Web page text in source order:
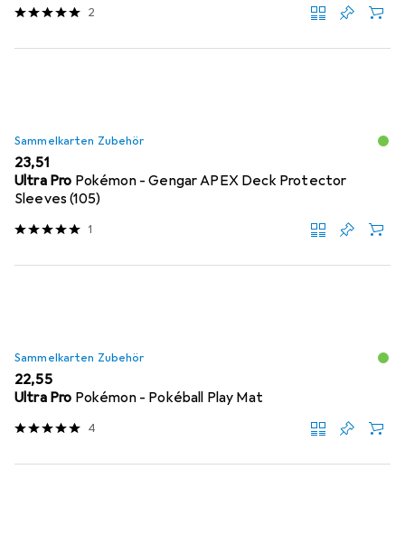
2
Sammelkarten Zubehör
EUR
23,51
Ultra Pro Pokémon - Gengar APEX Deck Protector
Sleeves (105)
1
Sammelkarten Zubehör
EUR
22,55
Ultra Pro Pokémon - Pokéball Play Mat
4